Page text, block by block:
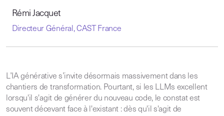
Rémi Jacquet
Directeur Général, CAST France
L’IA générative s’invite désormais massivement dans les
chantiers de transformation. Pourtant, si les LLMs excellent
lorsqu'il s'agit de générer du nouveau code, le constat est
souvent décevant face à l'existant : dès qu'il s'agit de